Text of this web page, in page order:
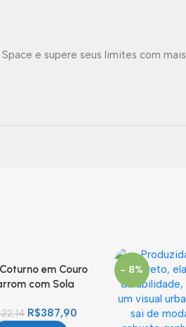
e supere seus limites com mais
em Couro
com Sola
R$387,90
- 8%